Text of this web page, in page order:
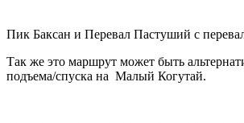
Пик Баксан и Перевал Пастуший с
Так же это маршрут может быть
подъема/спуска на Малый Когутай.